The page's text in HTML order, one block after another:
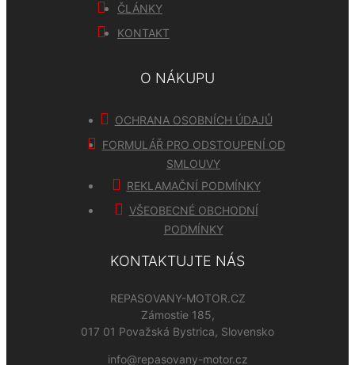
ČLÁNKY
KONTAKT
O NÁKUPU
OCHRANA OSOBNÍCH ÚDAJŮ
FORMULÁŘ PRO ODSTOUPENÍ OD
SMLOUVY
REKLAMAČNÍ PODMÍNKY
VŠEOBECNÉ OBCHODNÍ
PODMÍNKY
KONTAKTUJTE NÁS
REPASOVANY-MOTOR.CZ
Zámostie 185,
017 01 Považská Bystrica, Slovensko
info@repasovany-motor.cz